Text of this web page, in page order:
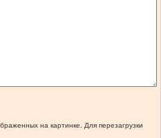
на картинке. Для перезагрузки